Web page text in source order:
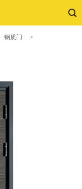
钢质门 >